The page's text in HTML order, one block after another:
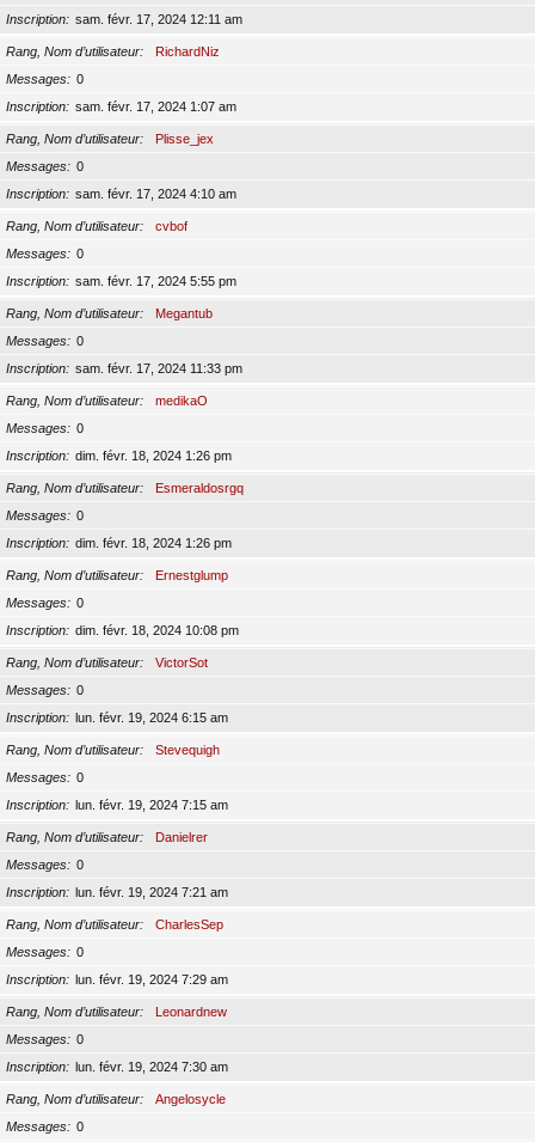
Inscription
sam. févr. 17, 2024 12:11 am
Rang, Nom d’utilisateur
RichardNiz
Messages
0
Inscription
sam. févr. 17, 2024 1:07 am
Rang, Nom d’utilisateur
Plisse_jex
Messages
0
Inscription
sam. févr. 17, 2024 4:10 am
Rang, Nom d’utilisateur
cvbof
Messages
0
Inscription
sam. févr. 17, 2024 5:55 pm
Rang, Nom d’utilisateur
Megantub
Messages
0
Inscription
sam. févr. 17, 2024 11:33 pm
Rang, Nom d’utilisateur
medikaO
Messages
0
Inscription
dim. févr. 18, 2024 1:26 pm
Rang, Nom d’utilisateur
Esmeraldosrgq
Messages
0
Inscription
dim. févr. 18, 2024 1:26 pm
Rang, Nom d’utilisateur
Ernestglump
Messages
0
Inscription
dim. févr. 18, 2024 10:08 pm
Rang, Nom d’utilisateur
VictorSot
Messages
0
Inscription
lun. févr. 19, 2024 6:15 am
Rang, Nom d’utilisateur
Stevequigh
Messages
0
Inscription
lun. févr. 19, 2024 7:15 am
Rang, Nom d’utilisateur
Danielrer
Messages
0
Inscription
lun. févr. 19, 2024 7:21 am
Rang, Nom d’utilisateur
CharlesSep
Messages
0
Inscription
lun. févr. 19, 2024 7:29 am
Rang, Nom d’utilisateur
Leonardnew
Messages
0
Inscription
lun. févr. 19, 2024 7:30 am
Rang, Nom d’utilisateur
Angelosycle
Messages
0